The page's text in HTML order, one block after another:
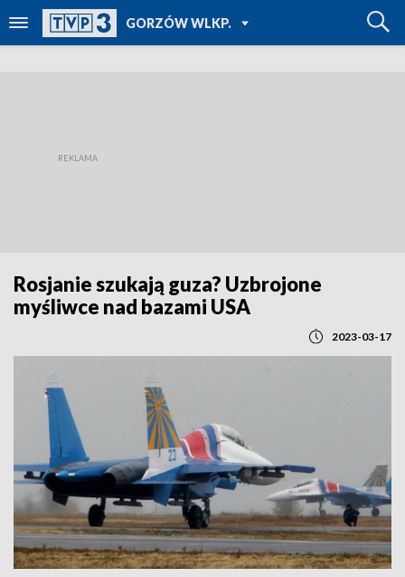
GORZÓW WLKP.
TVP REGIONY
Rosjanie szukają guza? Uzbrojone
myśliwce nad bazami USA
2023-03-17